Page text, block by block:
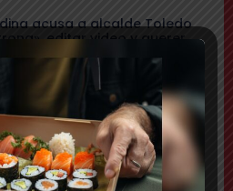
acusa a alcalde Toledo
editar video y querer
Matías Toledo encaró a
y lo subió a su red social
pareja desaparecida: se